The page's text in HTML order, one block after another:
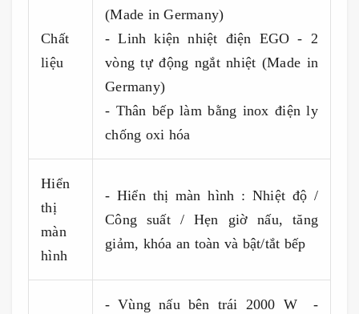
Chất
liệu
(Made in Germany)
- Linh kiện nhiệt điện EGO - 2
vòng tự động ngắt nhiệt (Made in
Germany)
- Thân bếp làm bằng inox điện ly
chống oxi hóa
Hiển
thị
màn
hình
- Hiển thị màn hình : Nhiệt độ /
Công suất / Hẹn giờ nấu, tăng
giảm, khóa an toàn và bật/tắt bếp
- Vùng nấu bên trái 2000 W -